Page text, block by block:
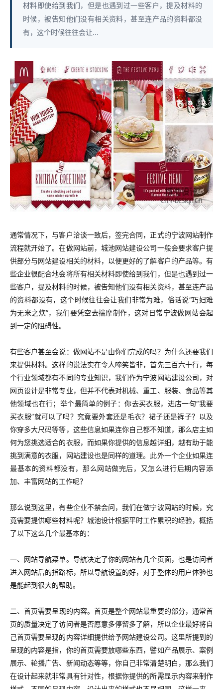
材料即使给到我们，但是也遇到过一些客户，提及材料的
时候，被告知他们没有相关资料，甚至连产品的资料都没
有，这个时候往往会让...
通常情况下，与客户洽谈一致后，签完合同，正式的宁波网站制作
流程就开始了。在做网站前，城池网站建设公司一般会要求客户提
供部分与网站建设相关的材料，以便更好的了解客户的产品等。有
些企业很配合地会将所有相关材料即使给到我们，但是也遇到过一
些客户，提及材料的时候，被告知他们没有相关资料，甚至连产品
的资料都没有，这个时候往往会让我们非常为难，俗话说“巧妇难
为无米之炊”，我们要凭空去揣摩制作，这对日常宁波做网站会起
到一定的阻碍性。
有些客户甚至会说：做网站不是由你们完成的吗？为什么还要我们
来提供材料。这样的说法实在令人啼笑皆非，首先三百六十行，每
个行业领域都有不同的专业知识，我们作为宁波网站建设公司，对
网页设计是非常专业，但并不代表对机械、重工、服装、食品等其
他领域也在行；举个最简单的例子：你去买衣服，进店一句“我要
买衣服”就可以了吗？究竟要外套还是毛衣？裙子还是裤子？以及
你穿多大尺码等等，这些信息如果连你自己都不知道，那么店主如
何为您挑选适合的衣服，而如果你提供的信息越详细，越有助于能
挑到满意的衣服，网站建设也是同样的道理。此外一个企业如果连
最基本的资料都没有，那么网站做完后，又怎么进行后期内容添
加、丰富网站的工作呢？
那么说到这里，有些企业不禁会问，我们在做宁波网站的时候，究
竟需要提供哪些材料呢？城池设计根据平时工作累积的经验，概括
了以下这么几个最基本的：
一、网站导航菜单。导航决定了你的网站有几个页面，也是访问者
进入网站后的指路标，所以导航设置的好，对于整体的用户体验也
是能起到很大的帮助。
二、首页需要呈现的内容。首页是整个网站最重要的部分，通常首
页的质量决定了访问者是否愿意多停留多了解，所以企业最好将自
己首页需要呈现的内容详细提供给予网站建设公司。这里所提到的
呈现的内容是指，你的首页需要放哪些东西，譬如产品展示、案例
展示、轮播广告、新闻动态等等，你自己非常清楚明白，那么我们
在设计起来就非常具有针对性，根据你提供的所需显示内容来制作